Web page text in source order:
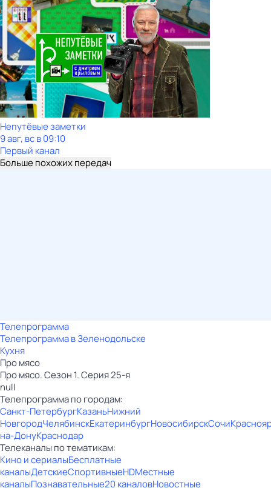
Непутёвые заметки
9 авг, вс в 09:10
Первый канал
Больше похожих передач
Телепрограмма
Телепрограмма в Зеленодольске
Кухня
Про мясо
Про мясо. Сезон 1. Серия 25-я
null
Телепрограмма по городам:
Санкт-ПетербургКазаньНижний
НовгородЧелябинскЕкатеринбургНовосибирскСочи
на-ДонуКраснодар
Телеканалы по тематикам:
Кино и сериалыБесплатные
каналыДетскиеСпортивныеHDМестные
каналыПознавательные20 каналовНовостные